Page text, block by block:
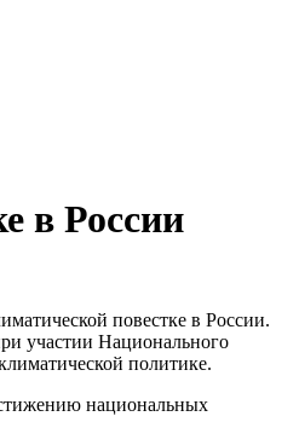
в России
повестке в России.
участии Национального
политике.
национальных